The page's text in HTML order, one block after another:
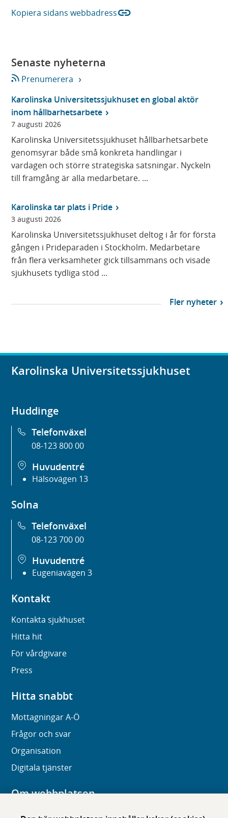
s
)
Kopiera sidans webbadresslink
Senaste nyheterna
Prenumerera
Karolinska Universitetssjukhuset en global aktör
inom hållbarhetsarbete
7 augusti 2026
Karolinska Universitetssjukhuset hållbarhetsarbete
genomsyrar både små konkreta handlingar i
vardagen och större strategiska satsningar. Nyckeln
till framgång är alla medarbetare. ...
Karolinska tar plats i Pride
3 augusti 2026
Karolinska Universitetssjukhuset deltog i år för första
gången i Prideparaden i Stockholm. Medarbetare
från flera verksamheter gick tillsammans och visade
sjukhusets tydliga stöd ...
Fler nyheter
Karolinska Universitetssjukhuset
Huddinge
Telefonväxel
08-123 800 00
Huvudentré
Hälsovägen 13
Solna
Telefonväxel
08-123 700 00
Huvudentré
Eugeniavägen 3
Kontakt
Kontakta sjukhuset
Hitta hit
För vårdgivare
Press
Hitta snabbt
Mottagningar A-Ö
Frågor och svar
Organisation
Digitala tjänster
Om webbplatsen
Om karolinska.se